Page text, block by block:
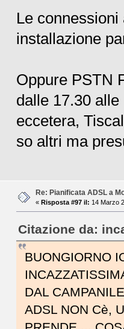
Le
installazione
Oppure PSTN
dalle 17.30
eccetera,
so altri ma
Re: Pianificata ADSL a
« Risposta #97 il: 14 Marzo
Citazione da:
BUONGIORNO
DAL
ADSL NON Cè,